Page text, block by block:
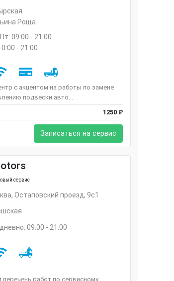
Роща
09:00 - 21:00
- 21:00
с акцентом на работы по замене
подвески авто...
1250 ₽
Записаться на сервис
сервис
Остаповский проезд, 9с1
09:00 - 21:00
перечень работ по сервисному